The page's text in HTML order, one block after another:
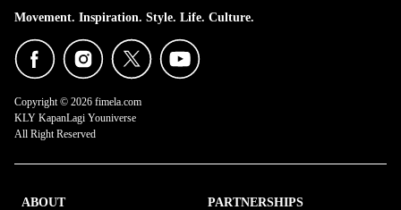
Movement. Inspiration. Style. Life. Culture.
Copyright © 2026 fimela.com
KLY KapanLagi Youniverse
All Right Reserved
ABOUT PARTNERSHIPS